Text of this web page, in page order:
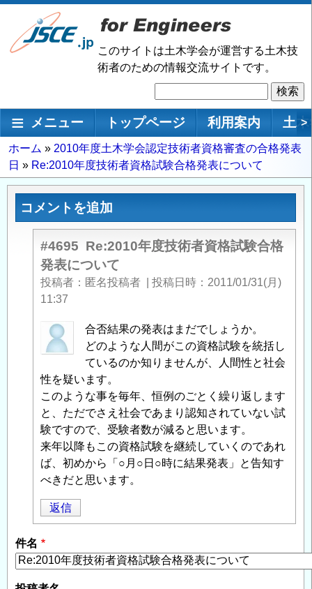
メ
ン
移
動
このサイトは土木学会が運営する土木技
術者のための情報交流サイトです。
索
メインナビゲーション
メニュー トップページ 利用案内 土 >
パ
ン
く
ホーム
2010年度土木学会認定技術者資格審査の合格発表
日
Re:2010年度技術者資格試験合格発表について
コメントを追加
#4695 Re:2010年度技術者資格試験合格
発表について
投稿者 匿名投稿者 投稿日時
2011/01/31(月)
11:37
匿
名
稿
者
に
よ
る
「 Re:2010
年
度
技
者
資
格
合否結果の発表はまだでしょうか。
どのような人間がこの資格試験を統括し
ているのか知りませんが、人間性と社会
性を疑います。
このような事を毎年、恒例のごとく繰り返します
と、ただでさえ社会であまり認知されていない試
験ですので、受験者数が減ると思います。
来年以降もこの資格試験を継続していくのであれ
ば、初めから「○月○日○時に結果発表」と告知す
べきだと思います。
返信
件名